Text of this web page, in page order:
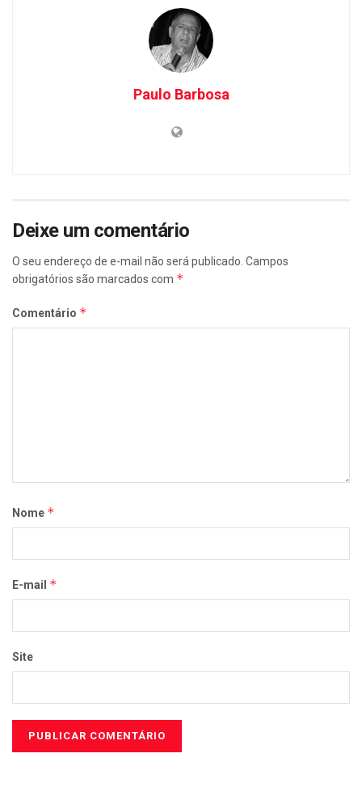
Paulo Barbosa
Deixe um comentário
O seu endereço de e-mail não será publicado. Campos
obrigatórios são marcados com *
Comentário *
Nome *
E-mail *
Site